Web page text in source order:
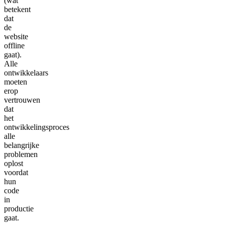
betekent
dat
de
website
offline
gaat).
Alle
ontwikkelaars
moeten
erop
vertrouwen
dat
het
ontwikkelingsproces
alle
belangrijke
problemen
oplost
voordat
hun
code
in
productie
gaat.